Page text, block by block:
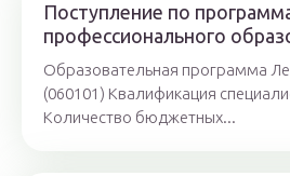
Поступление по
профессионального
Образовательная программа
(060101) Квалификация
Количество бюджетных...